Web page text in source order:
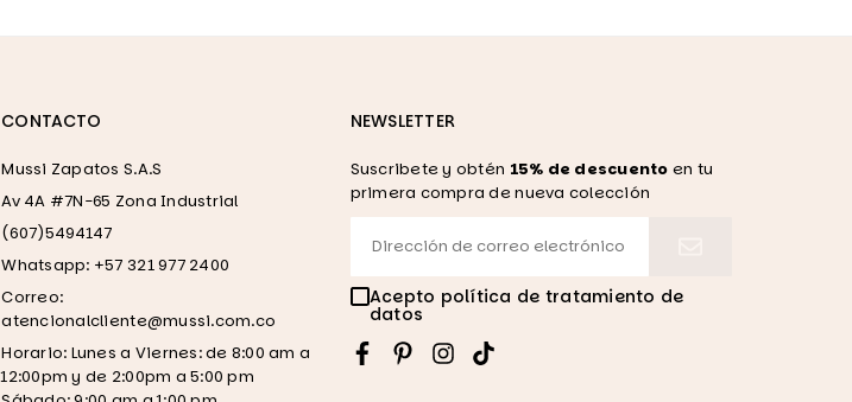
CONTACTO
Mussi Zapatos S.A.S
Av 4A #7N-65 Zona Industrial
(607)5494147
Whatsapp: +57 321 977 2400
Correo:
atencionalcliente@mussi.com.co
Horario: Lunes a Viernes: de 8:00 am a
12:00pm y de 2:00pm a 5:00 pm
NEWSLETTER
Suscribete y obtén 15% de descuento en tu
primera compra de nueva colección
Acepto política de tratamiento de
datos
FacebookPinterestInstagram
TikTok